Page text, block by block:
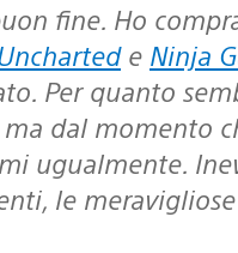
fine. Ho
e Ninja
Per quanto
dal momento
ugualmente.
le